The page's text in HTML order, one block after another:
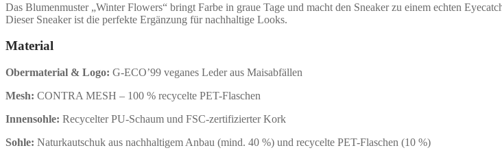
Das Blumenmuster „Winter Flowers“ bringt Farbe in graue Tage und macht den Sneaker zu einem echten
Dieser Sneaker ist die perfekte Ergänzung für nachhaltige Looks.
Material
Obermaterial & Logo: G-ECO’99 veganes Leder aus Maisabfällen
Mesh: CONTRA MESH – 100 % recycelte PET-Flaschen
Innensohle: Recycelter PU-Schaum und FSC-zertifizierter Kork
Sohle: Naturkautschuk aus nachhaltigem Anbau (mind. 40 %) und recycelte PET-Flaschen (10 %)